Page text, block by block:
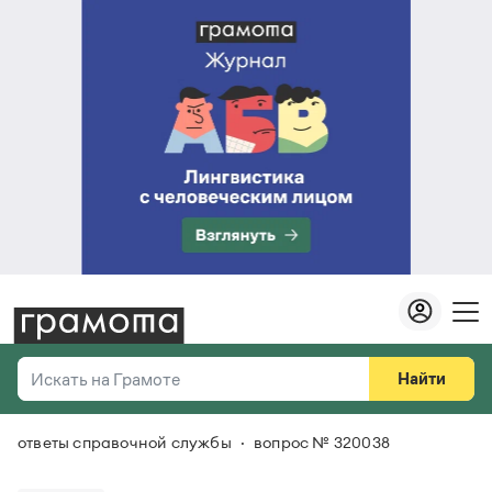
Искать на Грамоте
Справочная служба
Найти
Везде
ответы справочной службы вопрос № 320038